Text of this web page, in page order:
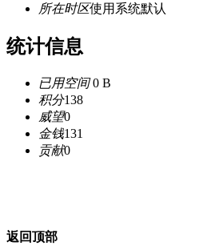
所在时区使用系统默认
统计信息
已用空间0 B
积分138
威望0
金钱131
贡献0
返回顶部